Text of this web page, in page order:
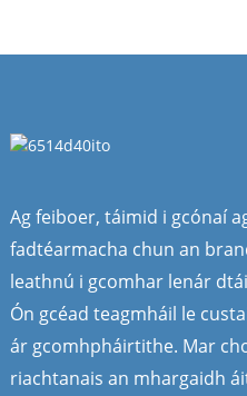
Ag feiboer, táimid i gcónaí
fadtéarmacha chun an
leathnú i gcomhar lenár
Ón gcéad teagmháil le
ár gcomhpháirtithe. Mar
riachtanais an mhargaidh